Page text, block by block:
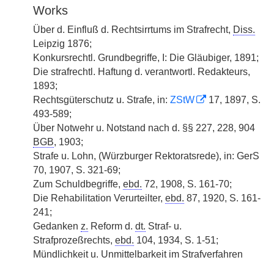
Works
Über d. Einfluß d. Rechtsirrtums im Strafrecht, Diss.
Leipzig 1876;
Konkursrechtl. Grundbegriffe, I: Die Gläubiger, 1891;
Die strafrechtl. Haftung d. verantwortl. Redakteurs,
1893;
Rechtsgüterschutz u. Strafe, in: ZStW
17, 1897, S.
493-589;
Über Notwehr u. Notstand nach d. §§ 227, 228, 904
BGB, 1903;
Strafe u. Lohn, (Würzburger Rektoratsrede), in: GerS
70, 1907, S. 321-69;
Zum Schuldbegriffe, ebd. 72, 1908, S. 161-70;
Die Rehabilitation Verurteilter, ebd. 87, 1920, S. 161-
241;
Gedanken z. Reform d. dt. Straf- u.
Strafprozeßrechts, ebd. 104, 1934, S. 1-51;
Mündlichkeit u. Unmittelbarkeit im Strafverfahren